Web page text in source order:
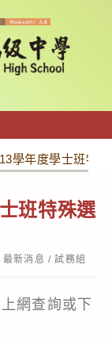
學年度學士班特
班特殊選
最新消息 / 試務組
網查詢或下